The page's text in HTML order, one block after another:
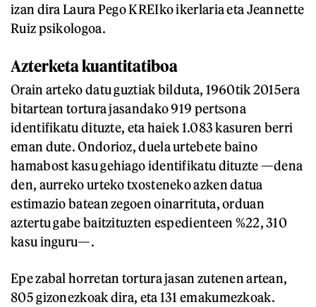
izan dira Laura Pego KREIko ikerlaria eta Jeannette
Ruiz psikologoa.
Azterketa kuantitatiboa
Orain arteko datu guztiak bilduta, 1960tik 2015era
bitartean tortura jasandako 919 pertsona
identifikatu dituzte, eta haiek 1.083 kasuren berri
eman dute. Ondorioz, duela urtebete baino
hamabost kasu gehiago identifikatu dituzte —dena
den, aurreko urteko txosteneko azken datua
estimazio batean zegoen oinarrituta, orduan
aztertu gabe baitzituzten espedienteen %22, 310
kasu inguru—.
Epe zabal horretan tortura jasan zutenen artean,
805 gizonezkoak dira, eta 131 emakumezkoak.